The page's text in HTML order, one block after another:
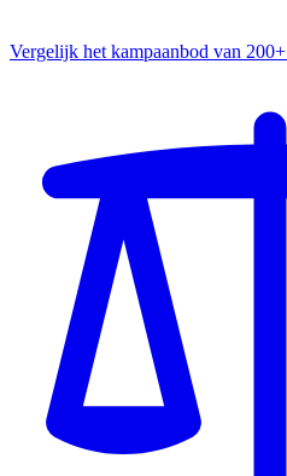
Vergelijk het kampaanbod van